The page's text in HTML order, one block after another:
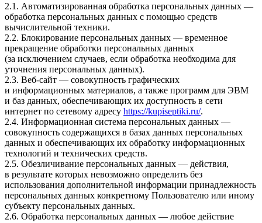
2.1. Автоматизированная обработка персональных данных —
обработка персональных данных с помощью средств
вычислительной техники.
2.2. Блокирование персональных данных — временное
прекращение обработки персональных данных
(за исключением случаев, если обработка необходима для
уточнения персональных данных).
2.3. Веб-сайт — совокупность графических
и информационных материалов, а также программ для ЭВМ
и баз данных, обеспечивающих их доступность в сети
интернет по сетевому адресу https://kupiseptiki.ru/.
2.4. Информационная система персональных данных —
совокупность содержащихся в базах данных персональных
данных и обеспечивающих их обработку информационных
технологий и технических средств.
2.5. Обезличивание персональных данных — действия,
в результате которых невозможно определить без
использования дополнительной информации принадлежность
персональных данных конкретному Пользователю или иному
субъекту персональных данных.
2.6. Обработка персональных данных — любое действие